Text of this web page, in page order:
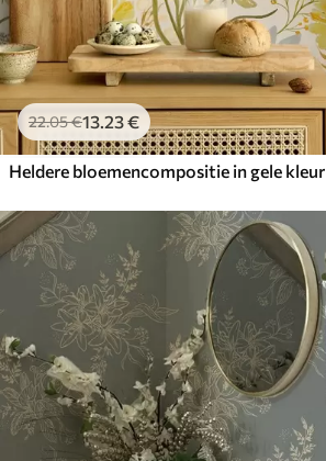
22.05€13.23€
Heldere bloemencompositie in gele kleur